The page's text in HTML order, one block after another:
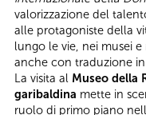
valorizzazione del
alle protagoniste della
lungo le vie, nei musei
anche con traduzione
La visita al Museo della
garibaldina mette in
ruolo di primo piano